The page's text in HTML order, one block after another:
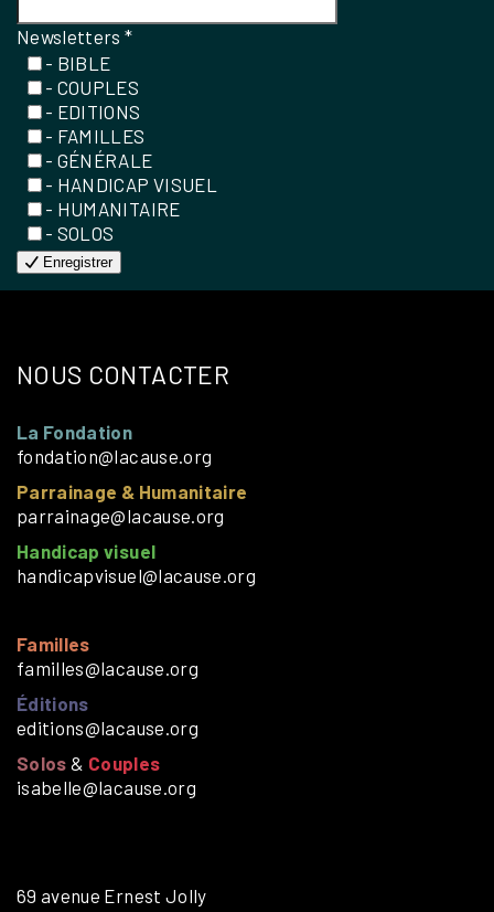
Newsletters*
- BIBLE
- COUPLES
- EDITIONS
- FAMILLES
- GÉNÉRALE
- HANDICAP VISUEL
- HUMANITAIRE
- SOLOS
Enregistrer
NOUS CONTACTER
La Fondation
fondation@lacause.org
Parrainage & Humanitaire
parrainage@lacause.org
Handicap visuel
handicapvisuel@lacause.org
Familles
familles@lacause.org
Éditions
editions@lacause.org
Solos & Couples
isabelle@lacause.org
69 avenue Ernest Jolly